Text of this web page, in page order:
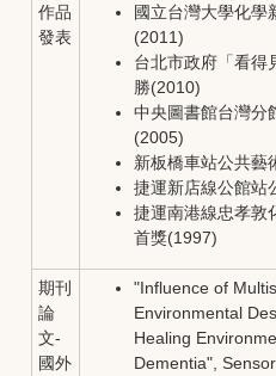
作品
發表
國立台灣大學化學
(2011)
台北市政府「看得
勝(2010)
中央圖書館台灣分
(2005)
新板橋車站公共藝
捷運新店線公館站
捷運南港線忠孝敦
首獎(1997)
期刊
論
文-
國外
"Influence of
Environmental
Healing
Dementia",